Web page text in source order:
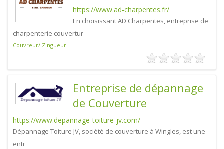
https://www.ad-charpentes.fr/
En choisissant AD Charpentes, entreprise de
charpenterie couvertur
Couvreur/ Zingueur
Entreprise de dépannage
de Couverture
https://www.depannage-toiture-jv.com/
Dépannage Toiture JV, société de couverture à Wingles, est une
entr